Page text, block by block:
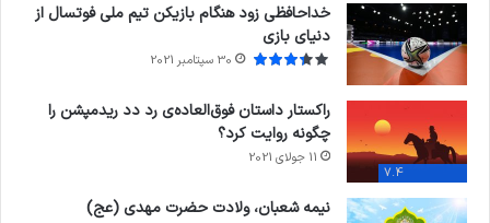
خداحافظی زود هنگام بازیکن تیم ملی فوتسال از
دنیای بازی
30 سپتامبر 2021
7.4
راکستار داستان فوق‌العاده‌ی رد دد ریدمپشن را
چگونه روایت کرد؟
11 جولای 2021
نیمه شعبان، ولادت حضرت مهدی (عج)